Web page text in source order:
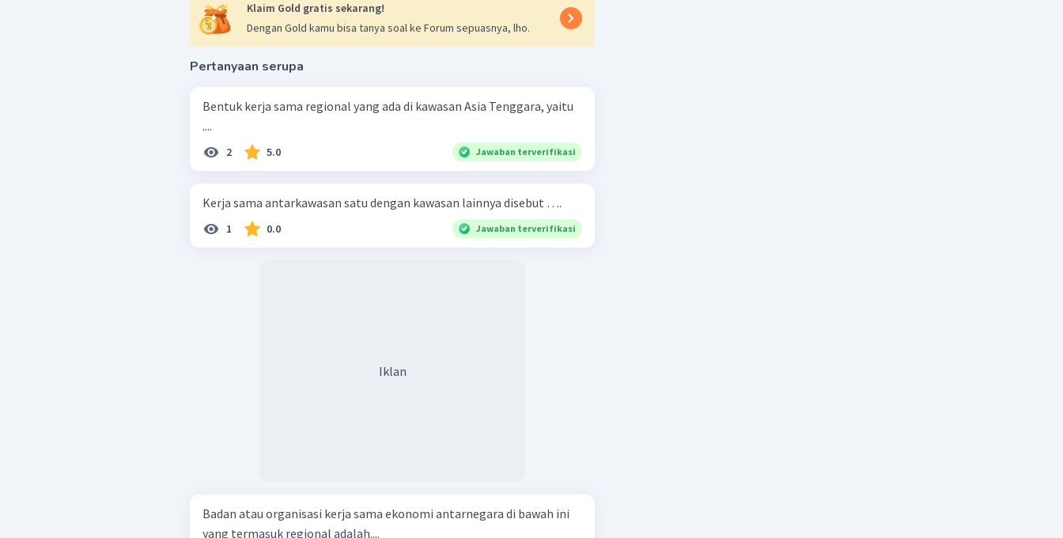
Klaim Gold gratis sekarang!
Dengan Gold kamu bisa tanya soal ke Forum sepuasnya, lho.
Pertanyaan serupa
Bentuk kerja sama regional yang ada di kawasan Asia Tenggara, yaitu
....
2 5.0 Jawaban terverifikasi
Kerja sama antarkawasan satu dengan kawasan lainnya disebut ….
1 0.0 Jawaban terverifikasi
Iklan
Badan atau organisasi kerja sama ekonomi antarnegara di bawah ini
yang termasuk regional adalah....